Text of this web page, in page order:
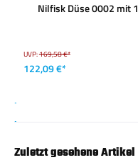
Nilfisk Düse 0002 mit
UVP:169,58 €*
122,09 €*
Zuletzt gesehene Artikel